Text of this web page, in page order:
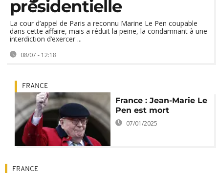
présidentielle
La cour d’appel de Paris a reconnu Marine Le Pen coupable
dans cette affaire, mais a réduit la peine, la condamnant à une
interdiction d’exercer ...
08/07 - 12:18
FRANCE
France : Jean-Marie Le
Pen est mort
07/01/2025
FRANCE